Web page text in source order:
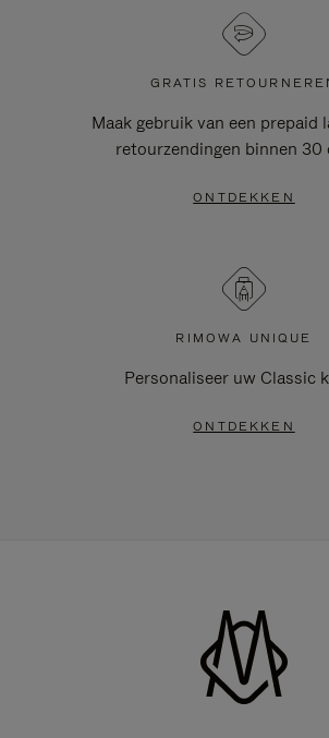
GRATIS
Maak gebruik van een prepaid
retourzendingen binnen 30
ONTDEKKEN
RIMOWA UNIQUE
Personaliseer uw Classic
ONTDEKKEN